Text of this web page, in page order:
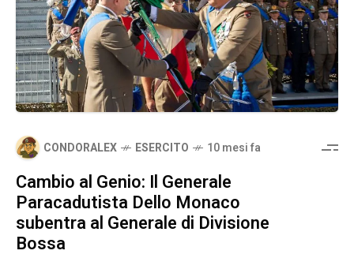
CONDORALEX ESERCITO 10 mesi fa
Cambio al Genio: Il Generale
Paracadutista Dello Monaco
subentra al Generale di Divisione
Bossa